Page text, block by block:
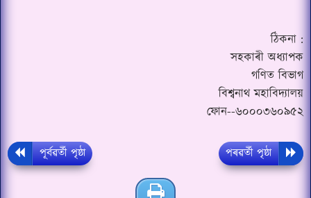
ঠিকনা :
সহকাৰী অধ্যাপক
গণিত বিভাগ
বিশ্বনাথ মহাবিদ্যালয়
ফোন--৬০০০৩৬০৯৫২
পূৰ্বৱৰ্তী পৃষ্ঠা পৰৱৰ্তী পৃষ্ঠা